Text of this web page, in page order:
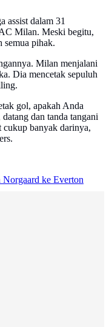
assist dalam 31
Milan. Meski begitu,
semua pihak.
Milan menjalani
Dia mencetak sepuluh
gol, apakah Anda
dan tanda tangani
cukup banyak darinya,
ke Everton